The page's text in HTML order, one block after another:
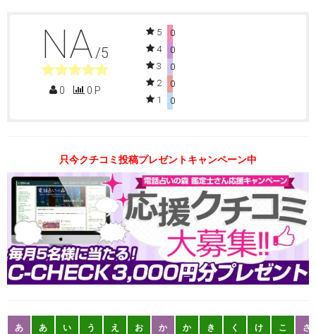
NA /5
0 0 P
5
0
4
0
3
0
2
0
1
0
只今クチコミ投稿プレゼントキャンペーン中
あ あ い う え お か か き く け こ さ